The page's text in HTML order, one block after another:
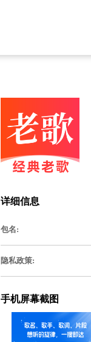
详细信息
包名:
隐私政策:
手机屏幕截图